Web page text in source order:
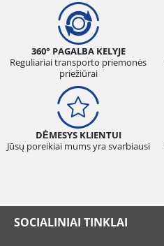
360° PAGALBA KELYJE
Reguliariai transporto priemonės
priežiūrai
DĖMESYS KLIENTUI
Jūsų poreikiai mums yra svarbiausi
SOCIALINIAI TINKLAI